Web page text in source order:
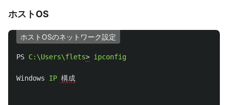
ホストOS
ホストOSのネットワーク設定
PS C:\Users\flets> ipconfig
Windows IP 構成